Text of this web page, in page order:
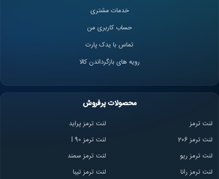
خدمات مشتری
حساب کاربری من
تماس با یدک پارت
رویه های بازگرداندن کالا
محصولات پرفروش
لنت ترمز
لنت ترمز پراید
لنت ترمز 206
لنت ترمز l 90
لنت ترمز ریو
لنت ترمز سمند
لنت ترمز رانا
لنت ترمز تیبا